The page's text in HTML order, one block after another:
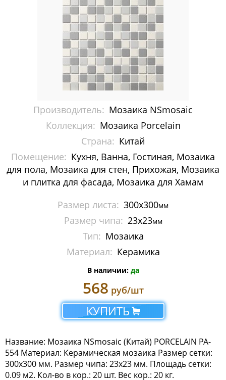
Керамогранит Staro
Мозаика ArtMoment
Мозаика Bars Crystal Mosaic
Мозаика Bonaparte
Мозаика Dao
Мозаика Decor-mosaic
Мозаика Imagine Mosaic
Мозаика Irida
Мозаика Keramograd
Мозаика Mir Mosaic
Мозаика NSmosaic
Мозаика Crystal Series
Мозаика Econom Monocolor
Мозаика Exclusive
Мозаика Gold
Производитель: Мозаика NSmosaic
Коллекция: Мозаика Porcelain
Страна: Китай
Помещение: Кухня, Ванна, Гостиная, Мозаика
для пола, Мозаика для стен, Прихожая, Мозаика
и плитка для фасада, Мозаика для Хамам
Размер листа: 300x300мм
Размер чипа: 23x23мм
Тип: Мозаика
Материал: Керамика
В наличии: да
568 руб/шт
КУПИТЬ
Название: Мозаика NSmosaic (Китай) PORCELAIN PA-
554 Материал: Керамическая мозаика Размер сетки:
300x300 мм. Размер чипа: 23х23 мм. Площадь сетки:
0.09 м2. Кол-во в кор.: 20 шт. Вес кор.: 20 кг.